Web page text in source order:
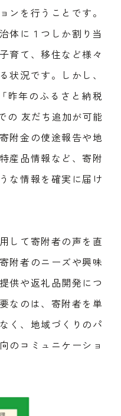
ンを行うことです。
体に１つしか割り当
育て、移住など様々
状況です。しかし、
昨年のふるさと納税
の 友だち追加が可能
附金の使途報告や地
産品情報など、寄附
な情報を確実に届け
して寄附者の声を直
附者のニーズや興味
供や返礼品開発につ
なのは、寄附者を単
く、地域づくりのパ
のコミュニケーショ